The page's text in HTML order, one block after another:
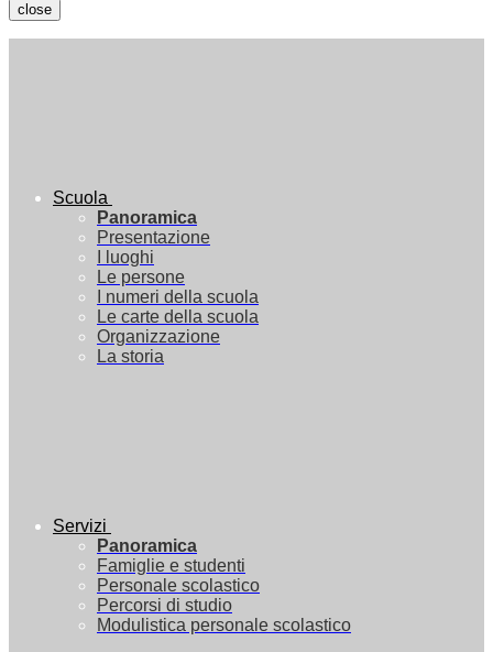
close
Scuola
Panoramica
Presentazione
I luoghi
Le persone
I numeri della scuola
Le carte della scuola
Organizzazione
La storia
Servizi
Panoramica
Famiglie e studenti
Personale scolastico
Percorsi di studio
Modulistica personale scolastico